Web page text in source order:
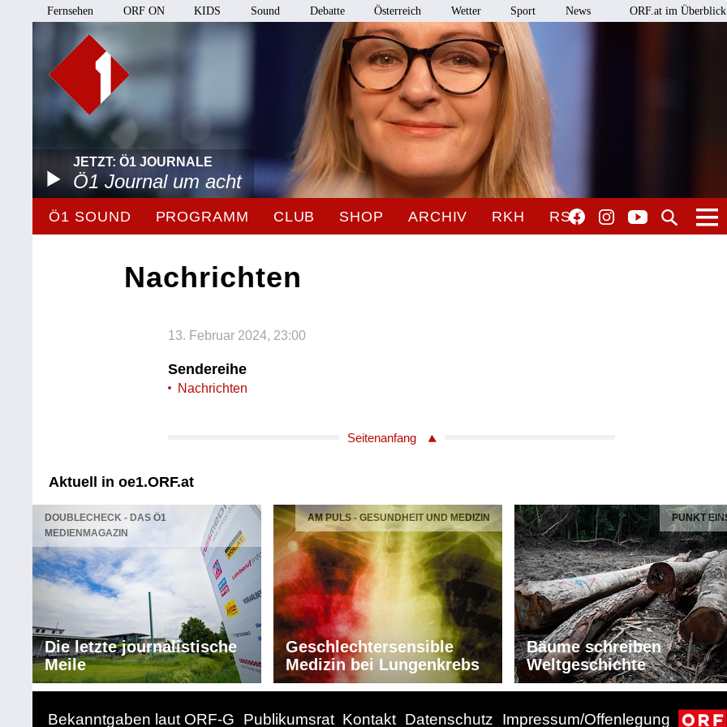
Fernsehen ORF ON KIDS Sound Debatte Österreich Wetter Sport News ORF.at im Überblick
JETZT: Ö1 JOURNALE
Ö1 Journal um acht
Ö1 SOUND PROGRAMM CLUB SHOP ARCHIV RKH RSO
Nachrichten
13. Februar 2024, 23:00
Sendereihe
Nachrichten
Seitenanfang
Aktuell in oe1.ORF.at
DOUBLECHECK - DAS Ö1
MEDIENMAGAZIN
Die letzte journalistische
Meile
AM PULS - GESUNDHEIT UND MEDIZIN
Geschlechtersensible
Medizin bei Lungenkrebs
PUNKT
Bäume schreiben
Weltgeschichte
Bekanntgaben laut ORF-G Publikumsrat Kontakt Datenschutz Impressum/Offenlegung